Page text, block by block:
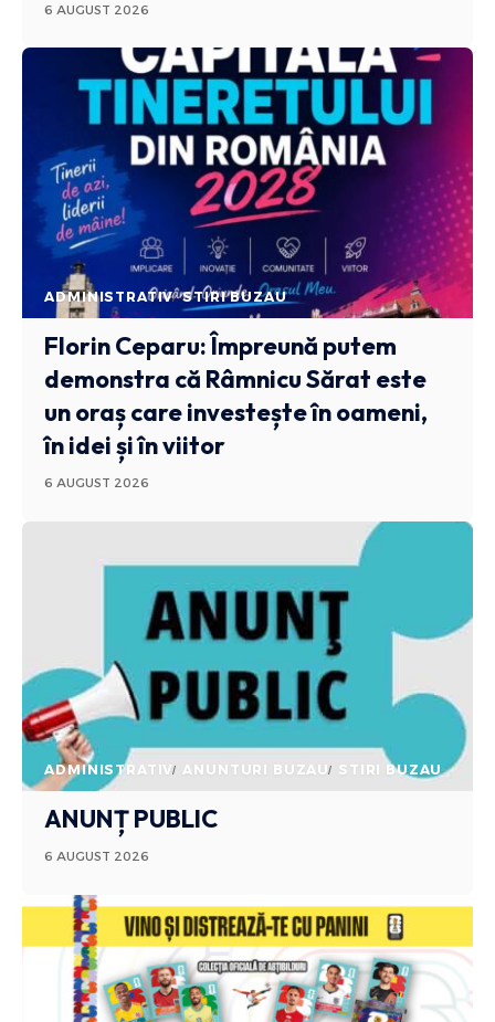
6 AUGUST 2026
ADMINISTRATIV STIRI BUZAU
Florin Ceparu: Împreună putem
demonstra că Râmnicu Sărat este
un oraș care investește în oameni,
în idei și în viitor
6 AUGUST 2026
ADMINISTRATIV ANUNTURI BUZAU STIRI BUZAU
ANUNȚ PUBLIC
6 AUGUST 2026